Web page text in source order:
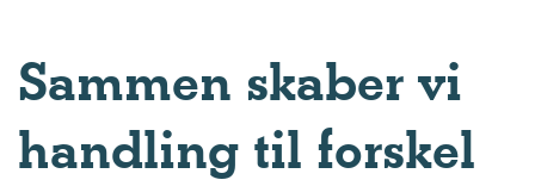
Sammen skaber vi
handling til forskel